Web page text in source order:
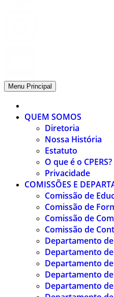
Menu Principal
QUEM SOMOS
Diretoria
Nossa História
Estatuto
O que é o CPERS?
Privacidade
COMISSÕES E
Comissão de
Comissão de
Comissão de
Comissão de
Departamento
Departamento
Departamento
Departamento
Departamento